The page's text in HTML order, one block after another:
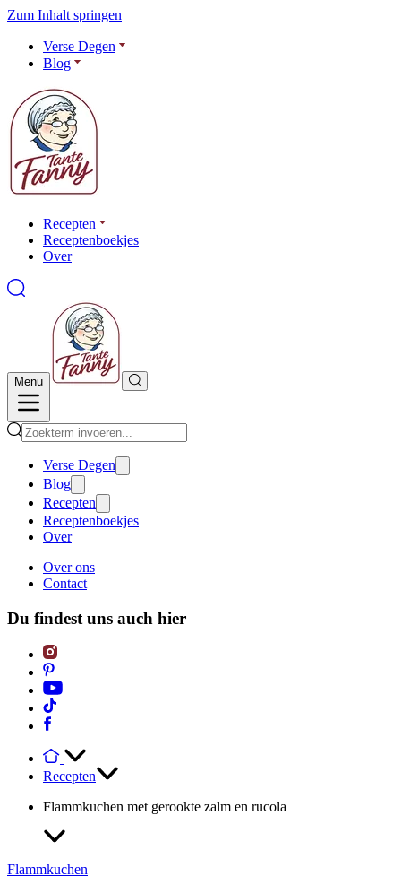
Zum Inhalt springen
Verse Degen
Blog
Recepten
Receptenboekjes
Over
Menu
Verse Degen
Blog
Recepten
Receptenboekjes
Over
Over ons
Contact
Du findest uns auch hier
Recepten
Flammkuchen met gerookte zalm en rucola
Flammkuchen